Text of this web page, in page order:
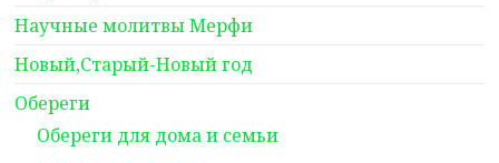
Научные молитвы Мерфи
Новый,Старый-Новый год
Обереги
Обереги для дома и семьи